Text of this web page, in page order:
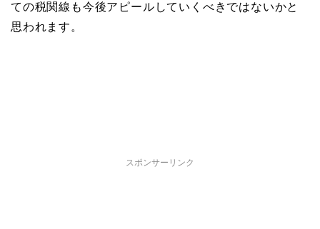
ての税関線も今後アピールしていくべきではないかと
思われます。
スポンサーリンク